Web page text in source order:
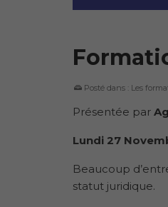
Posté dans : Les
Présentée par
Lundi 27
Beaucoup
statut juridique.